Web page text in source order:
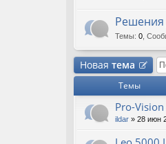
Решения
Темы: 0
Новая тема
Темы
Pro-
ildar » 28 июн